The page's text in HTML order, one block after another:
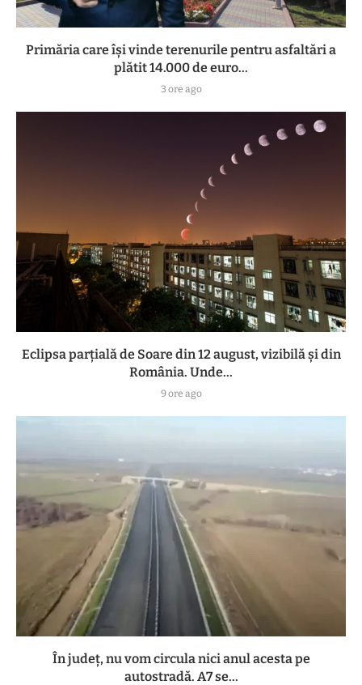
Primăria care își vinde terenurile pentru asfaltări a
plătit 14.000 de euro...
3 ore ago
Eclipsa parțială de Soare din 12 august, vizibilă și din
România. Unde...
9 ore ago
În județ, nu vom circula nici anul acesta pe
autostradă. A7 se...